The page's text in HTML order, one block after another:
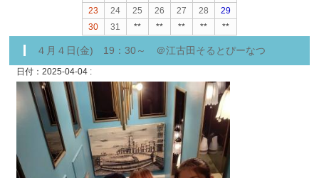
23
24 25 26 27 28
29
30
31 ** ** ** ** **
４月４日(金) 19：30～ ＠江古田そるとぴーなつ
日付：2025-04-04 :